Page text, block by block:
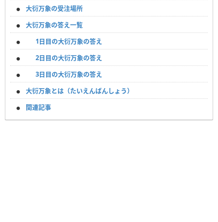
大衍万象の受注場所
大衍万象の答え一覧
1日目の大衍万象の答え
2日目の大衍万象の答え
3日目の大衍万象の答え
大衍万象とは（たいえんばんしょう）
関連記事